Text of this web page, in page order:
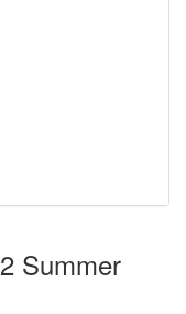
Summer